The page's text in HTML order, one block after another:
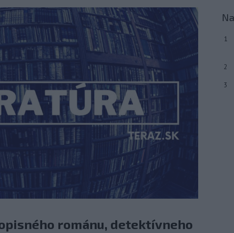
románu, detektívneho
1
2
3